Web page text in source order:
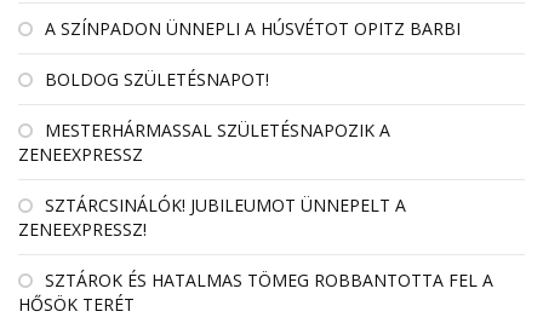
A SZÍNPADON ÜNNEPLI A HÚSVÉTOT OPITZ BARBI
BOLDOG SZÜLETÉSNAPOT!
MESTERHÁRMASSAL SZÜLETÉSNAPOZIK A
ZENEEXPRESSZ
SZTÁRCSINÁLÓK! JUBILEUMOT ÜNNEPELT A
ZENEEXPRESSZ!
SZTÁROK ÉS HATALMAS TÖMEG ROBBANTOTTA FEL A
HŐSÖK TERÉT